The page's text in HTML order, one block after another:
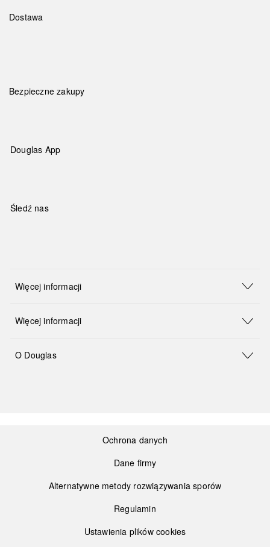
Dostawa
Bezpieczne zakupy
Douglas App
Śledź nas
Więcej informacji
Więcej informacji
O Douglas
Ochrona danych
Dane firmy
Alternatywne metody rozwiązywania sporów
Regulamin
Ustawienia plików cookies